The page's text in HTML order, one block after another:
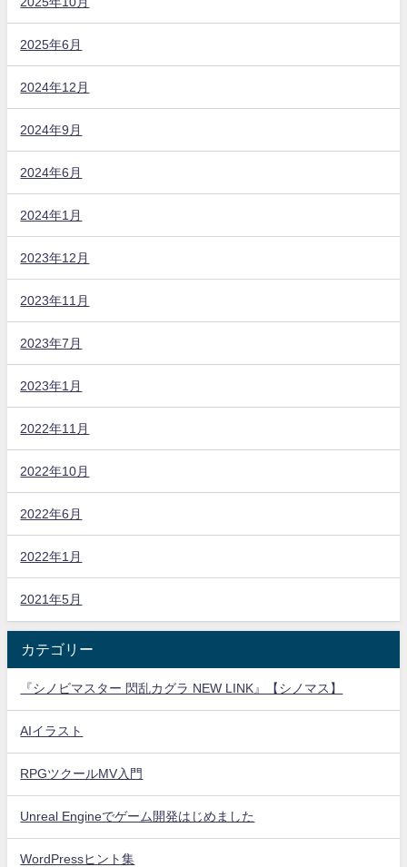
2025年6月
2024年12月
2024年9月
2024年6月
2024年1月
2023年12月
2023年11月
2023年7月
2023年1月
2022年11月
2022年10月
2022年6月
2022年1月
2021年5月
カテゴリー
『シノビマスター 閃乱カグラ NEW LINK』【シノマス】
AIイラスト
RPGツクールMV入門
Unreal Engineでゲーム開発はじめました
WordPressヒント集